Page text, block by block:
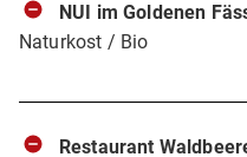
NUI im Goldenen
Naturkost / Bio
Restaurant